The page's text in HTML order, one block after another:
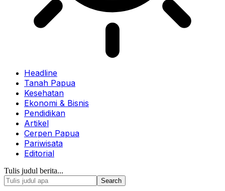
Headline
Tanah Papua
Kesehatan
Ekonomi & Bisnis
Pendidikan
Artikel
Cerpen Papua
Pariwisata
Editorial
Tulis judul berita...